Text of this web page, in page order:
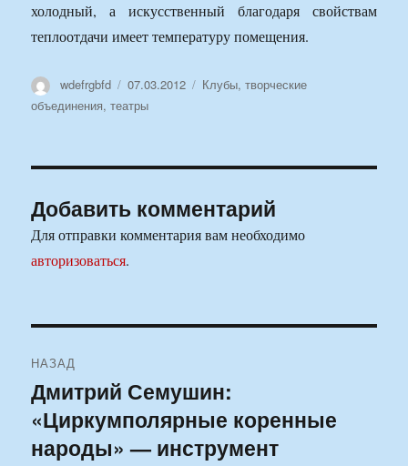
холодный, а искусственный благодаря свойствам
теплоотдачи имеет температуру помещения.
Автор
wdefrgbfd Опубликовано
07.03.2012 Рубрики
Клубы, творческие
объединения, театры
Добавить комментарий
Для отправки комментария вам необходимо
авторизоваться.
по
записям
НАЗАД
Предыдущая
запись:
Дмитрий Семушин:
«Циркумполярные коренные
народы» — инструмент